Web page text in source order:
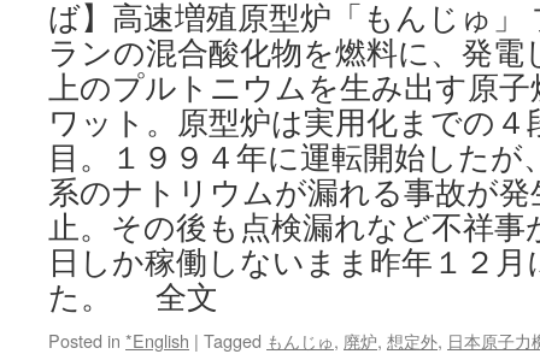
ば】高速増殖原型炉「もんじゅ
ランの混合酸化物を燃料に、発
上のプルトニウムを生み出す原
ワット。原型炉は実用化までの
目。１９９４年に運転開始したが
系のナトリウムが漏れる事故が
止。その後も点検漏れなど不祥事
日しか稼働しないまま昨年１２
た。 全文
Posted in *English | Tagged もんじゅ, 廃炉, 想定外, 日本原子